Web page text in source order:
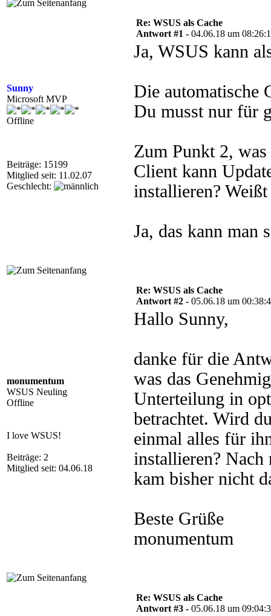
Sunny
Microsoft MVP
Offline
Beiträge: 15199
Mitglied seit: 11.02.07
Geschlecht:
Re: WSUS als Cache
Antwort #1 - 04.06.18 um
Ja, WSUS kann
Die automatische
Du musst nur für
Zum Punkt 2,
Client kann
installieren?
Ja, das kann man
monumentum
WSUS Neuling
Offline
I love WSUS!
Beiträge: 2
Mitglied seit: 04.06.18
Re: WSUS als Cache
Antwort #2 - 05.06.18 um
Hallo Sunny,
danke für die
was das
Unterteilung in
betrachtet. Wird
einmal alles für
installieren? Nach
kam bisher nicht
Beste Grüße
monumentum
Re: WSUS als Cache
Antwort #3 - 05.06.18 um